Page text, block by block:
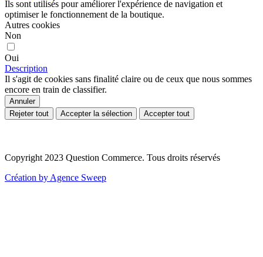
Ils sont utilisés pour améliorer l'expérience de navigation et
optimiser le fonctionnement de la boutique.
Autres cookies
Non
Oui
Description
Il s'agit de cookies sans finalité claire ou de ceux que nous sommes
encore en train de classifier.
Annuler
Rejeter tout
Accepter la sélection Accepter tout
Copyright 2023 Question Commerce. Tous droits réservés
Création by Agence Sweep